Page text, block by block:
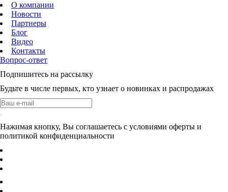
О компании
Новости
Партнеры
Блог
Видео
Контакты
Вопрос-ответ
Подпишитесь на рассылку
Будьте в числе первых, кто узнает о новинках и распродажах
Нажимая кнопку, Вы соглашаетесь с условиями оферты и
политикой конфиденциальности